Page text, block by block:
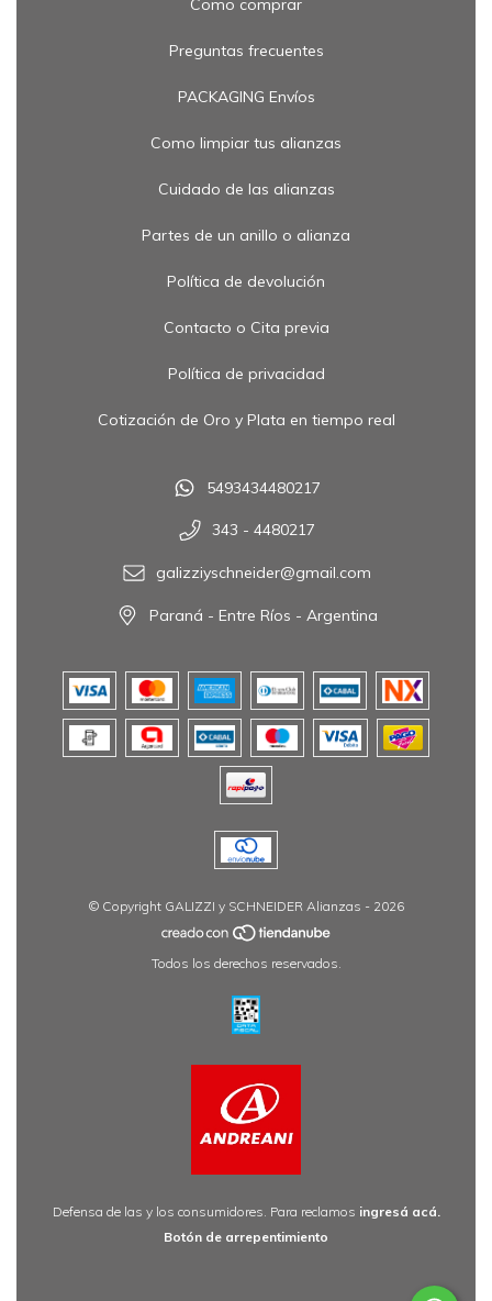
Como comprar
Preguntas frecuentes
PACKAGING Envíos
Como limpiar tus alianzas
Cuidado de las alianzas
Partes de un anillo o alianza
Política de devolución
Contacto o Cita previa
Política de privacidad
Cotización de Oro y Plata en tiempo real
5493434480217
343 - 4480217
galizziyschneider@gmail.com
Paraná - Entre Ríos - Argentina
© Copyright GALIZZI y SCHNEIDER Alianzas - 2026
Todos los derechos reservados.
Defensa de las y los consumidores. Para reclamos ingresá acá.
Botón de arrepentimiento